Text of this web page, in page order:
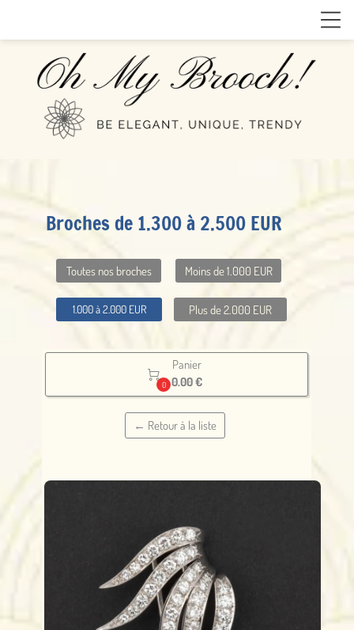
Broches de 1.300 à 2.500 EUR
Toutes nos broches Moins de 1.000 EUR
1.000 à 2.000 EUR Plus de 2.000 EUR

0
Panier
0.00 €
← Retour à la liste